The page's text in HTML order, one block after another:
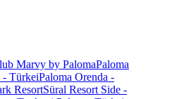
Marvy by PalomaPaloma
TürkeiPaloma Orenda -
ResortSüral Resort Side -